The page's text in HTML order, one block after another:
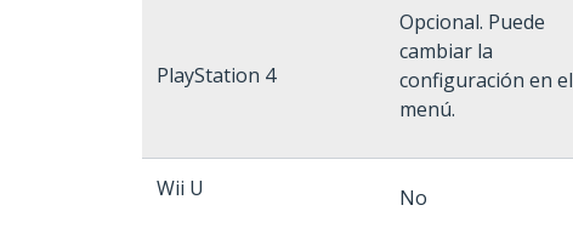
PlayStation 4
Opcional. Puede
cambiar la
configuración en el
menú.
Wii U No